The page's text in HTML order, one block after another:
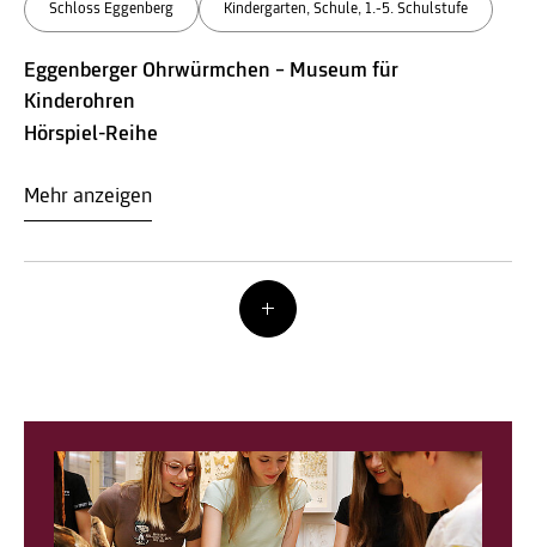
Schloss Eggenberg Kindergarten, Schule, 1.-5. Schulstufe
Eggenberger Ohrwürmchen – Museum für
Kinderohren
Hörspiel-Reihe
Mehr anzeigen